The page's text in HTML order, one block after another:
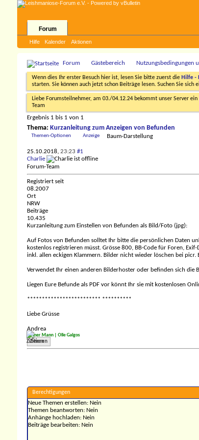
Forum
Hilfe Kalender Aktionen
Forum Gästebereich Nutzungsbedingungen
Wenn dies Ihr erster Besuch hier ist, lesen Sie bitte zuerst die Hilfe -
starten. Sie können auch jetzt schon Beiträge lesen. Suchen Sie
Liebe Forumsteilnehmer, am 03./04.12.24 bekommt unser Server
Team
Ergebnis 1 bis 1 von 1
Thema: Kurzanleitung zum Anzeigen von Befunden
Themen-Optionen Anzeige
Baum-Darstellung
25.10.2018, 23:23 #1
Charlie
Forum-Team
Registriert seit
08.2007
Ort
NRW
Beiträge
10.435
Kurzanleitung zum Einstellen von Befunden als Bild/Foto (jpg):
Auf Fotos von Befunden solltet Ihr bitte die persönlichen Daten
kostenlos registrieren müsst. Grösse 800, BB-Code für Foren,
inkl. allen eckigen Klammern. Bilder nicht wieder löschen bei
Verwendet Ihr einen anderen Bilderhoster oder befinden sich
Liegen Eure Befunde als PDF vor könnt Ihr sie mit kostenlosen
************************* **********
Liebe Grüsse
Andrea
Kleiner Mann |
Olle Galgos
Zitieren
Berechtigungen
Neue Themen erstellen: Nein
Themen beantworten: Nein
Anhänge hochladen: Nein
Beiträge bearbeiten: Nein